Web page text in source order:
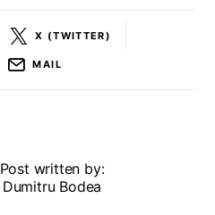
X (TWITTER)
MAIL
Post written by:
Dumitru Bodea